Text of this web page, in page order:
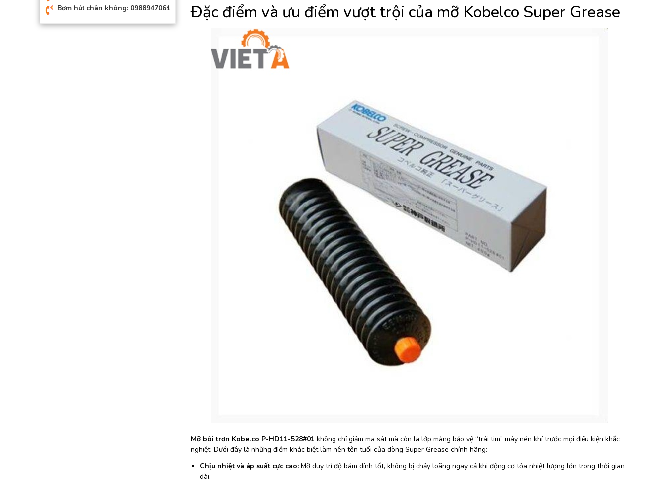
Bơm hút chân không: 0988947064
Đặc điểm và ưu điểm vượt trội của mỡ Kobelco Super Grease
Mỡ bôi trơn Kobelco P-HD11-528#01 không chỉ giảm ma sát mà còn là lớp màng bảo vệ “trái tim” máy nén khí trước mọi điều kiện khắc
nghiệt. Dưới đây là những điểm khác biệt làm nên tên tuổi của dòng Super Grease chính hãng:
Chịu nhiệt và áp suất cực cao:Mỡ duy trì độ bám dính tốt, không bị chảy loãng ngay cả khi động cơ tỏa nhiệt lượng lớn trong thời gian
dài.